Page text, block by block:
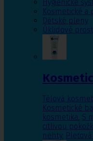
Hygienické
Kosmetické a
Dětské pleny
Úklidové
Tělová
Kosmetické
kosmetika, S
citlivou
nehty,